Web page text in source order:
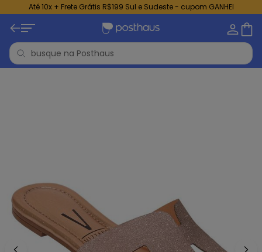
Até 10x + Frete Grátis R$199 Sul e Sudeste - cupom GANHEI